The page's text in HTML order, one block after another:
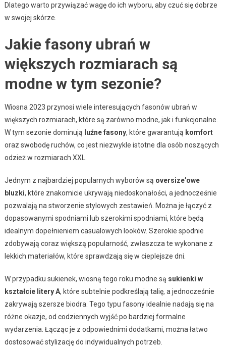
Dlatego warto przywiązać wagę do ich wyboru, aby czuć się dobrze
w swojej skórze.
Jakie fasony ubrań w
większych rozmiarach są
modne w tym sezonie?
Wiosna 2023 przynosi wiele interesujących fasonów ubrań w
większych rozmiarach, które są zarówno modne, jak i funkcjonalne.
W tym sezonie dominują luźne fasony, które gwarantują komfort
oraz swobodę ruchów, co jest niezwykle istotne dla osób noszących
odzież w rozmiarach XXL.
Jednym z najbardziej popularnych wyborów są oversize’owe
bluzki, które znakomicie ukrywają niedoskonałości, a jednocześnie
pozwalają na stworzenie stylowych zestawień. Można je łączyć z
dopasowanymi spodniami lub szerokimi spodniami, które będą
idealnym dopełnieniem casualowych looków. Szerokie spodnie
zdobywają coraz większą popularność, zwłaszcza te wykonane z
lekkich materiałów, które sprawdzają się w cieplejsze dni.
W przypadku sukienek, wiosną tego roku modne są sukienki w
kształcie litery A, które subtelnie podkreślają talię, a jednocześnie
zakrywają szersze biodra. Tego typu fasony idealnie nadają się na
różne okazje, od codziennych wyjść po bardziej formalne
wydarzenia. Łącząc je z odpowiednimi dodatkami, można łatwo
dostosować stylizację do indywidualnych potrzeb.